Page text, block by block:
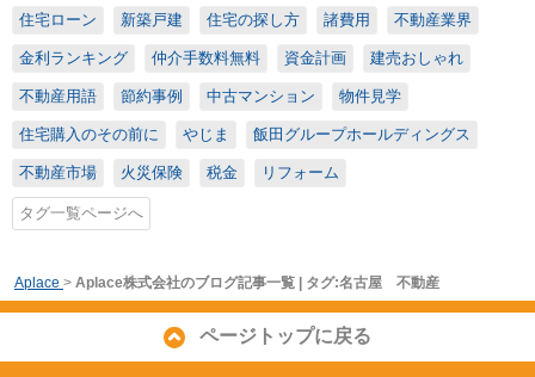
住宅ローン
新築戸建 住宅の探し方 諸費用 不動産業界
金利ランキング 仲介手数料無料 資金計画 建売おしゃれ
不動産用語 節約事例 中古マンション 物件見学
住宅購入のその前に やじま 飯田グループホールディングス
不動産市場 火災保険 税金 リフォーム
タグ一覧ページへ
Aplace > Aplace株式会社のブログ記事一覧 | タグ:名古屋 不動産
ページトップに戻る